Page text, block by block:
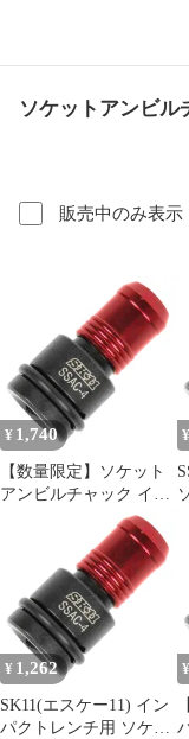
ソケットアンビル
販売中のみ表示
¥ 1,740
【数量限定】ソケット
アンビルチャック イン
パクトレンチ用 差込角
12.7mm SK11(エスケー
11) SSAC-4
¥
¥ 1,262
SK11(エスケー11) イン
パクトレンチ用 ソケッ
¥